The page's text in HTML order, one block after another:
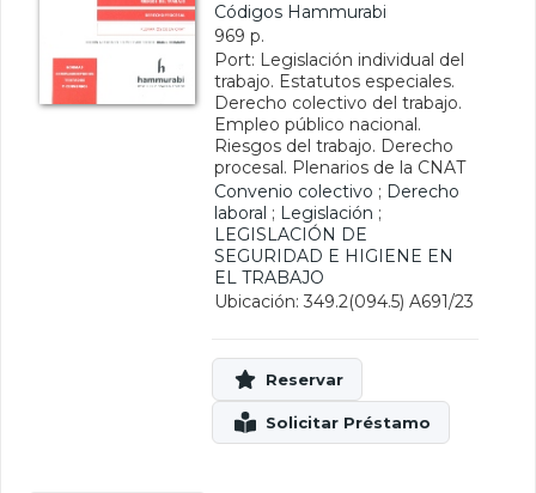
Códigos Hammurabi
969 p.
Port: Legislación individual del
trabajo. Estatutos especiales.
Derecho colectivo del trabajo.
Empleo público nacional.
Riesgos del trabajo. Derecho
procesal. Plenarios de la CNAT
Convenio colectivo ; Derecho
laboral ; Legislación ;
LEGISLACIÓN DE
SEGURIDAD E HIGIENE EN
EL TRABAJO
Ubicación: 349.2(094.5) A691/23